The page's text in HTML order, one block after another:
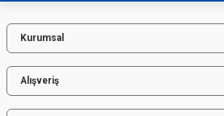
Gönder
Kurumsal
Alışveriş